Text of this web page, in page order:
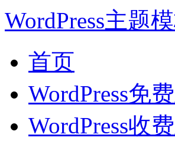
WordPress主题
首页
WordPress免
WordPress收